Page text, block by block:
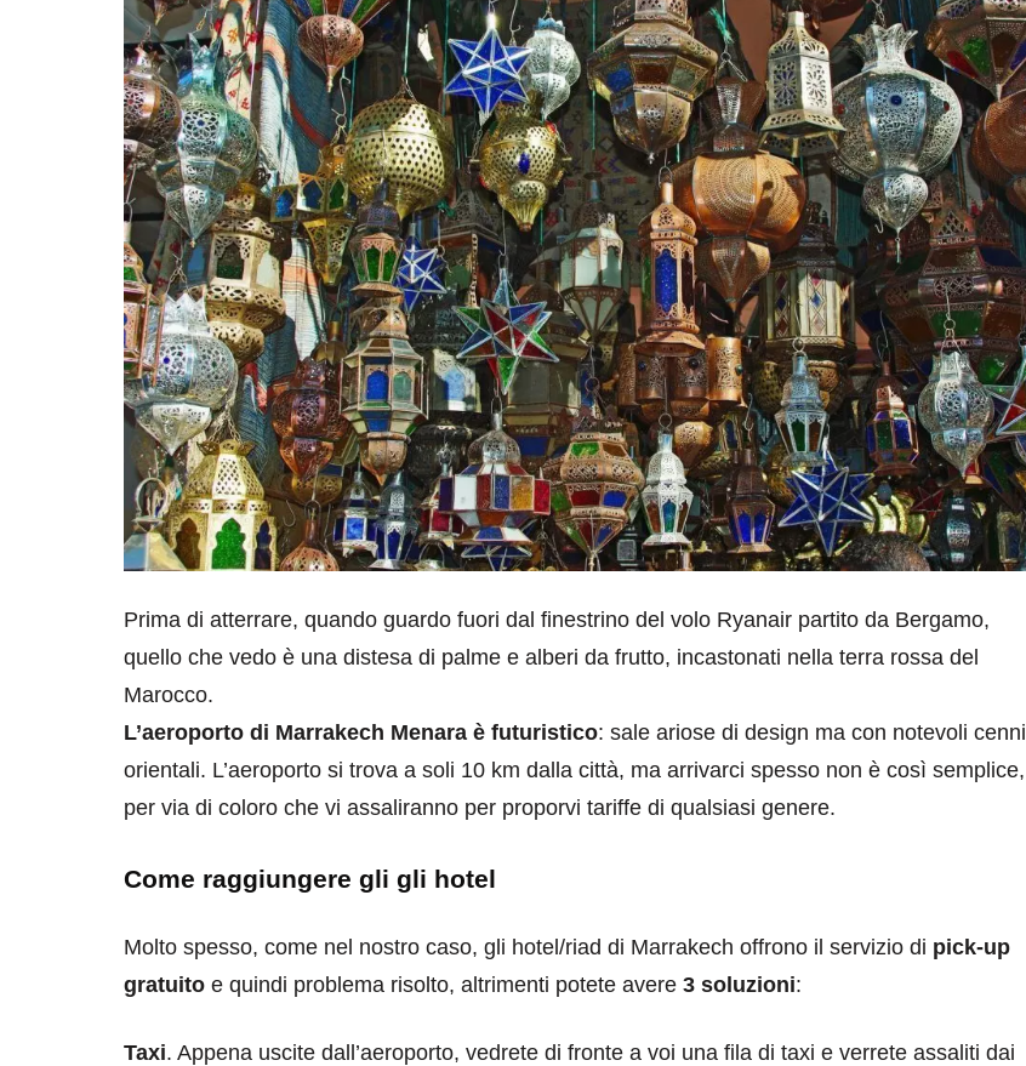
Prima di atterrare, quando guardo fuori dal finestrino del volo Ryanair partito da Bergamo,
quello che vedo è una distesa di palme e alberi da frutto, incastonati nella terra rossa del
Marocco.
L’aeroporto di Marrakech Menara è futuristico: sale ariose di design ma con notevoli cenni
orientali. L’aeroporto si trova a soli 10 km dalla città, ma arrivarci spesso non è così semplice,
per via di coloro che vi assaliranno per proporvi tariffe di qualsiasi genere.
Come raggiungere gli gli hotel
Molto spesso, come nel nostro caso, gli hotel/riad di Marrakech offrono il servizio di pick-up
gratuito e quindi problema risolto, altrimenti potete avere 3 soluzioni:
Taxi. Appena uscite dall’aeroporto, vedrete di fronte a voi una fila di taxi e verrete assaliti dai